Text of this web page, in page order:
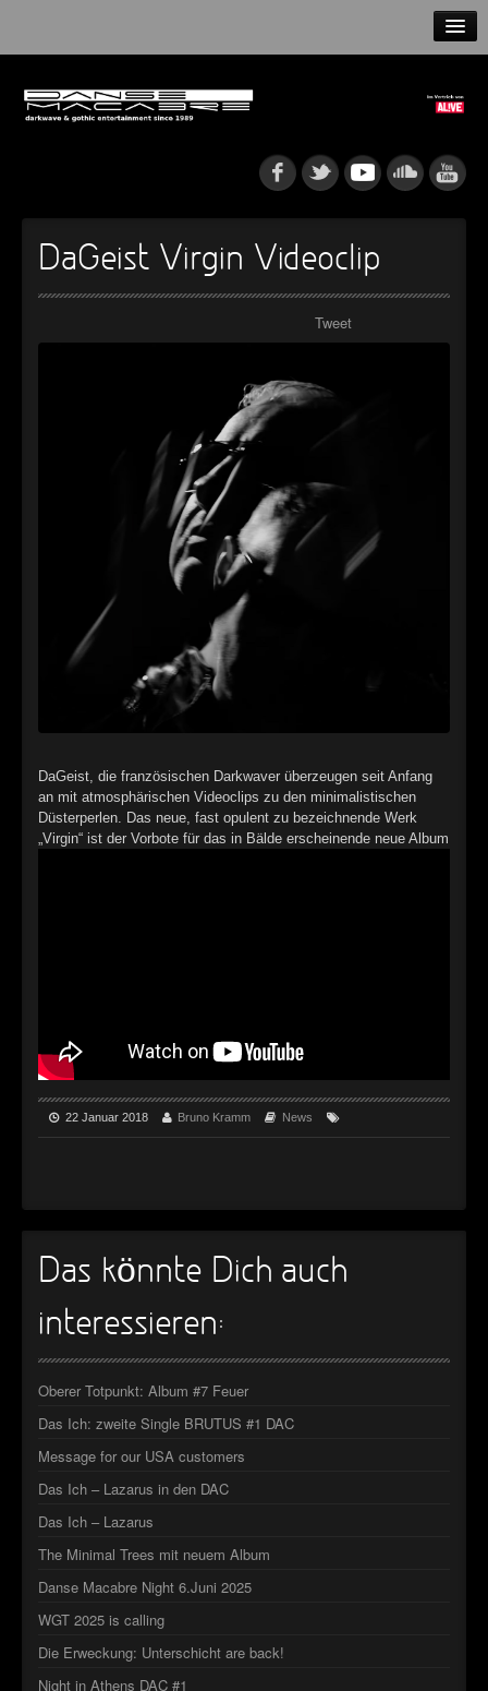
NEWS
► Rattenfänger
Oberer Totpunkt
Dia De Los Muertos
Oberer Totpunkt
► Alltag macht tot
Oberer Totpunkt
► Die Krieger
Oberer Totpunkt
Oberer Totpunkt
Maschinenherz
Oberer Totpunkt
► Der Siebte Tag
Oberer Totpunkt
Oberer Totpunkt
► Blutmond
Oberer Totpunkt
► Totentanz
Oberer Totpunkt
► Teufels Lehrerin
►
►
►
►
►
►
►
►
►
DaGeist Virgin Videoclip
Tweet
DaGeist, die französischen Darkwaver überzeugen seit Anfang
an mit atmosphärischen Videoclips zu den minimalistischen
Düsterperlen. Das neue, fast opulent zu bezeichnende Werk
„Virgin“ ist der Vorbote für das in Bälde erscheinende neue Album
22 Januar 2018 Bruno Kramm News
Das könnte Dich auch
interessieren:
Oberer Totpunkt: Album #7 Feuer
Das Ich: zweite Single BRUTUS #1 DAC
Message for our USA customers
Das Ich – Lazarus in den DAC
Das Ich – Lazarus
The Minimal Trees mit neuem Album
Danse Macabre Night 6.Juni 2025
WGT 2025 is calling
Die Erweckung: Unterschicht are back!
Night in Athens DAC #1